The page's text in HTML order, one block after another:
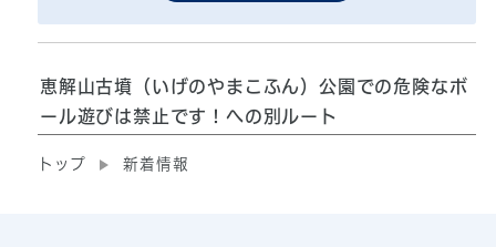
恵解山古墳（いげのやまこふん）公園での危険なボ
ール遊びは禁止です！への別ルート
トップ 新着情報